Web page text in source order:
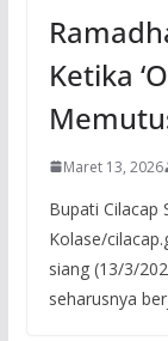
Ketika
Maret 13, 2026
Bupati Cilacap
Kolase/
siang (13/3/
seharusnya